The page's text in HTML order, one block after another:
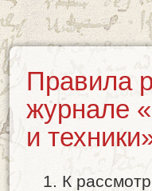
Правила
журнале
и
К